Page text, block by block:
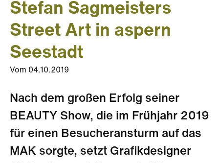
Stefan Sagmeisters
Street Art in aspern
Seestadt
Vom 04.10.2019
Nach dem großen Erfolg seiner
BEAUTY Show, die im Frühjahr 2019
für einen Besucheransturm auf das
MAK sorgte, setzt Grafikdesigner